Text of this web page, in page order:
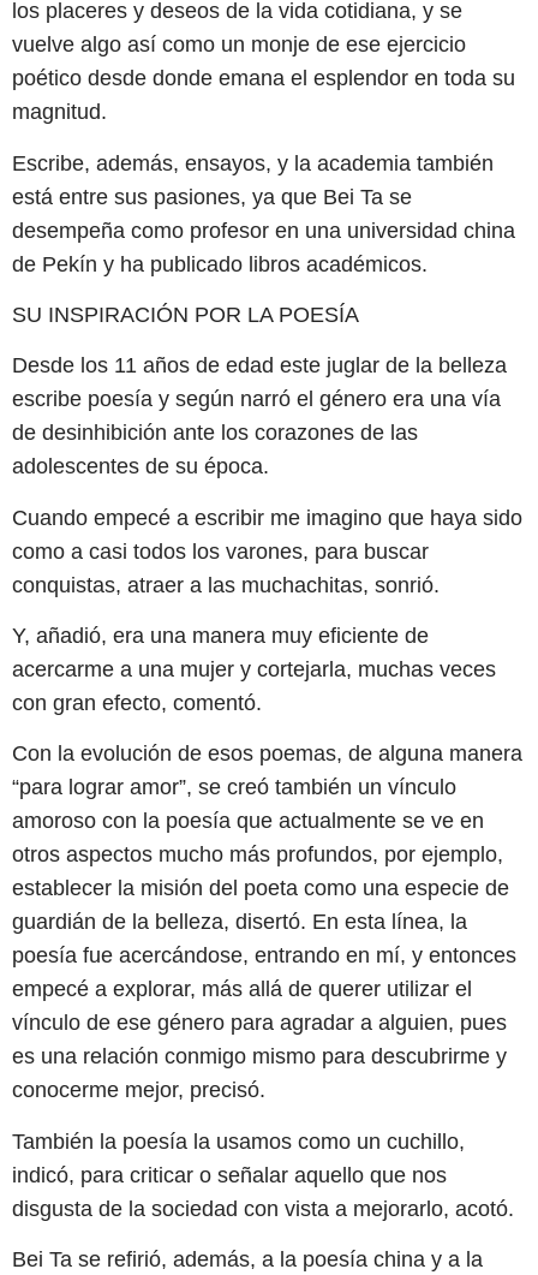
los placeres y deseos de la vida cotidiana, y se
vuelve algo así como un monje de ese ejercicio
poético desde donde emana el esplendor en toda su
magnitud.
Escribe, además, ensayos, y la academia también
está entre sus pasiones, ya que Bei Ta se
desempeña como profesor en una universidad china
de Pekín y ha publicado libros académicos.
SU INSPIRACIÓN POR LA POESÍA
Desde los 11 años de edad este juglar de la belleza
escribe poesía y según narró el género era una vía
de desinhibición ante los corazones de las
adolescentes de su época.
Cuando empecé a escribir me imagino que haya sido
como a casi todos los varones, para buscar
conquistas, atraer a las muchachitas, sonrió.
Y, añadió, era una manera muy eficiente de
acercarme a una mujer y cortejarla, muchas veces
con gran efecto, comentó.
Con la evolución de esos poemas, de alguna manera
“para lograr amor”, se creó también un vínculo
amoroso con la poesía que actualmente se ve en
otros aspectos mucho más profundos, por ejemplo,
establecer la misión del poeta como una especie de
guardián de la belleza, disertó. En esta línea, la
poesía fue acercándose, entrando en mí, y entonces
empecé a explorar, más allá de querer utilizar el
vínculo de ese género para agradar a alguien, pues
es una relación conmigo mismo para descubrirme y
conocerme mejor, precisó.
También la poesía la usamos como un cuchillo,
indicó, para criticar o señalar aquello que nos
disgusta de la sociedad con vista a mejorarlo, acotó.
Bei Ta se refirió, además, a la poesía china y a la